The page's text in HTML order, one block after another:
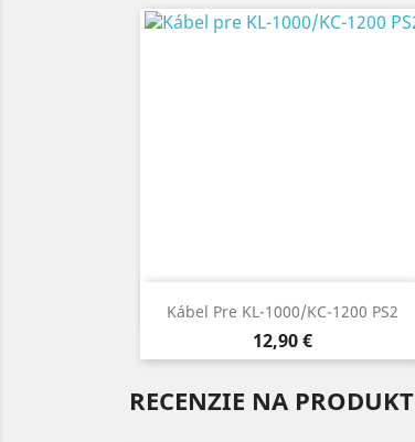
Kábel Pre KL-1000/KC-1200 PS2
Cena
12,90 €
Rýchly náhľad
RECENZIE NA PRODUKT